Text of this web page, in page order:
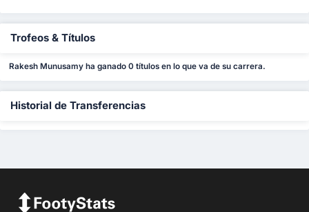
Trofeos & Títulos
Rakesh Munusamy ha ganado 0 títulos en lo que va de su carrera.
Historial de Transferencias